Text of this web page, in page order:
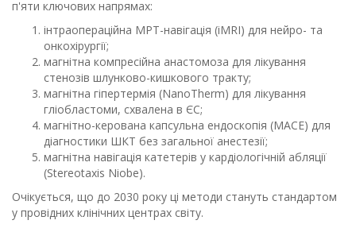
п'яти ключових напрямах:
інтраопераційна МРТ-навігація (iMRI) для нейро- та
онкохірургії;
магнітна компресійна анастомоза для лікування
стенозів шлунково-кишкового тракту;
магнітна гіпертермія (NanoTherm) для лікування
гліобластоми, схвалена в ЄС;
магнітно-керована капсульна ендоскопія (MACE) для
діагностики ШКТ без загальної анестезії;
магнітна навігація катетерів у кардіологічній абляції
(Stereotaxis Niobe).
Очікується, що до 2030 року ці методи стануть стандартом
у провідних клінічних центрах світу.